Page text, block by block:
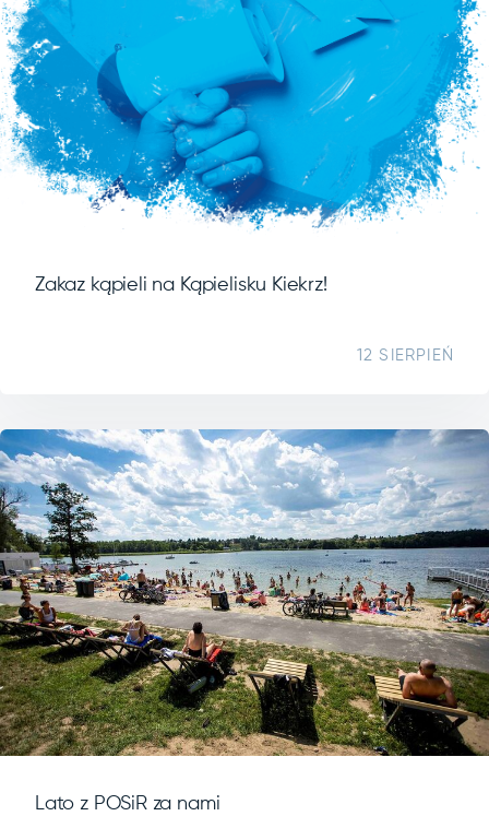
Zakaz kąpieli na Kąpielisku Kiekrz!
12 SIERPIEŃ
Lato z POSiR za nami